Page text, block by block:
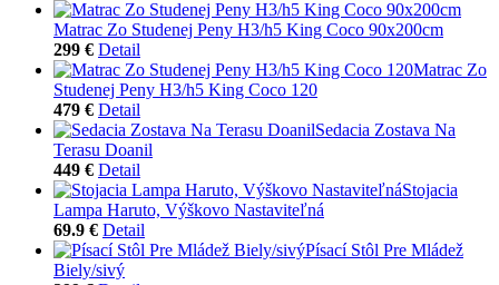
Matrac Zo Studenej Peny H3/h5 King Coco 90x200cm
299 € Detail
Matrac Zo
Studenej Peny H3/h5 King Coco 120
479 € Detail
Sedacia Zostava Na
Terasu Doanil
449 € Detail
Stojacia
Lampa Haruto, Výškovo Nastaviteľná
69.9 € Detail
Písací Stôl Pre Mládež
Biely/sivý